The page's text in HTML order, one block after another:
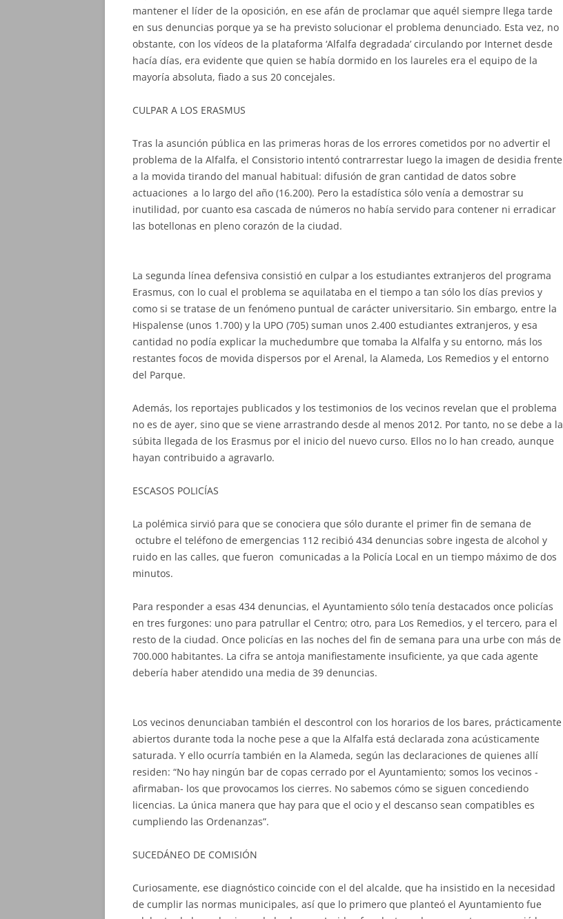
mantener el líder de la oposición, en ese afán de proclamar que aquél siempre llega tarde
en sus denuncias porque ya se ha previsto solucionar el problema denunciado. Esta vez, no
obstante, con los vídeos de la plataforma ‘Alfalfa degradada’ circulando por Internet desde
hacía días, era evidente que quien se había dormido en los laureles era el equipo de la
mayoría absoluta, fiado a sus 20 concejales.
CULPAR A LOS ERASMUS
Tras la asunción pública en las primeras horas de los errores cometidos por no advertir el
problema de la Alfalfa, el Consistorio intentó contrarrestar luego la imagen de desidia frente
a la movida tirando del manual habitual: difusión de gran cantidad de datos sobre
actuaciones a lo largo del año (16.200). Pero la estadística sólo venía a demostrar su
inutilidad, por cuanto esa cascada de números no había servido para contener ni erradicar
las botellonas en pleno corazón de la ciudad.
La segunda línea defensiva consistió en culpar a los estudiantes extranjeros del programa
Erasmus, con lo cual el problema se aquilataba en el tiempo a tan sólo los días previos y
como si se tratase de un fenómeno puntual de carácter universitario. Sin embargo, entre la
Hispalense (unos 1.700) y la UPO (705) suman unos 2.400 estudiantes extranjeros, y esa
cantidad no podía explicar la muchedumbre que tomaba la Alfalfa y su entorno, más los
restantes focos de movida dispersos por el Arenal, la Alameda, Los Remedios y el entorno
del Parque.
Además, los reportajes publicados y los testimonios de los vecinos revelan que el problema
no es de ayer, sino que se viene arrastrando desde al menos 2012. Por tanto, no se debe a la
súbita llegada de los Erasmus por el inicio del nuevo curso. Ellos no lo han creado, aunque
hayan contribuido a agravarlo.
ESCASOS POLICÍAS
La polémica sirvió para que se conociera que sólo durante el primer fin de semana de
octubre el teléfono de emergencias 112 recibió 434 denuncias sobre ingesta de alcohol y
ruido en las calles, que fueron comunicadas a la Policía Local en un tiempo máximo de dos
minutos.
Para responder a esas 434 denuncias, el Ayuntamiento sólo tenía destacados once policías
en tres furgones: uno para patrullar el Centro; otro, para Los Remedios, y el tercero, para el
resto de la ciudad. Once policías en las noches del fin de semana para una urbe con más de
700.000 habitantes. La cifra se antoja manifiestamente insuficiente, ya que cada agente
debería haber atendido una media de 39 denuncias.
Los vecinos denunciaban también el descontrol con los horarios de los bares, prácticamente
abiertos durante toda la noche pese a que la Alfalfa está declarada zona acústicamente
saturada. Y ello ocurría también en la Alameda, según las declaraciones de quienes allí
residen: “No hay ningún bar de copas cerrado por el Ayuntamiento; somos los vecinos -
afirmaban- los que provocamos los cierres. No sabemos cómo se siguen concediendo
licencias. La única manera que hay para que el ocio y el descanso sean compatibles es
cumpliendo las Ordenanzas”.
SUCEDÁNEO DE COMISIÓN
Curiosamente, ese diagnóstico coincide con el del alcalde, que ha insistido en la necesidad
de cumplir las normas municipales, así que lo primero que planteó el Ayuntamiento fue